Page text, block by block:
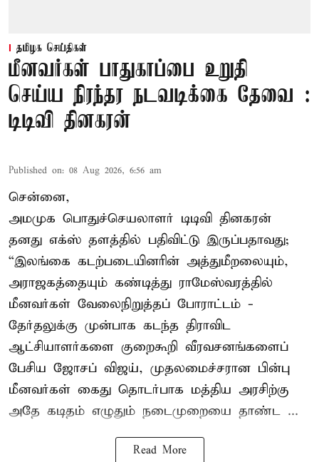
தமிழக செய்திகள்
மீனவர்கள் பாதுகாப்பை உறுதி
செய்ய நிரந்தர நடவடிக்கை தேவை :
டிடிவி தினகரன்
Published on: 08 Aug 2026, 6:56 am
சென்னை,
அமமுக பொதுச்செயலாளர் டிடிவி தினகரன்
தனது எக்ஸ் தளத்தில் பதிவிட்டு இருப்பதாவது;
“இலங்கை கடற்படையினரின் அத்துமீறலையும்,
அராஜகத்தையும் கண்டித்து ராமேஸ்வரத்தில்
மீனவர்கள் வேலைநிறுத்தப் போராட்டம் -
தேர்தலுக்கு முன்பாக கடந்த திராவிட
ஆட்சியாளர்களை குறைகூறி வீரவசனங்களைப்
பேசிய ஜோசப் விஜய், முதலமைச்சரான பின்பு
மீனவர்கள் கைது தொடர்பாக மத்திய அரசிற்கு
அதே கடிதம் எழுதும் நடைமுறையை தாண்ட ...
Read More